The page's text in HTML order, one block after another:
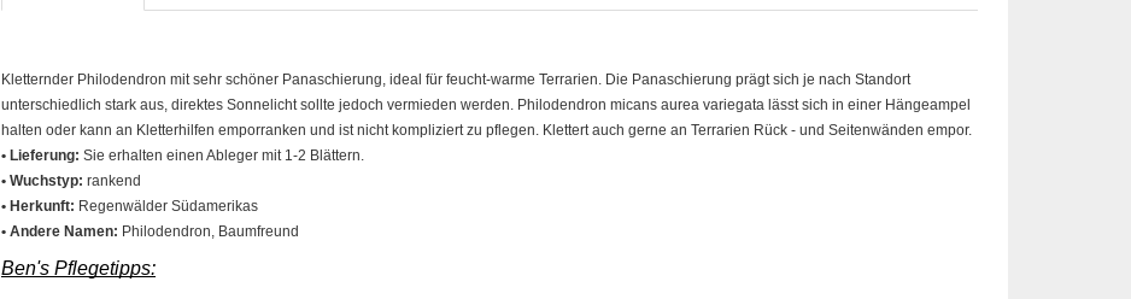
Kletternder Philodendron mit sehr schöner Panaschierung, ideal für feucht-warme Terrarien. Die Panaschierung prägt sich je nach Standort
unterschiedlich stark aus, direktes Sonnelicht sollte jedoch vermieden werden. Philodendron micans aurea variegata lässt sich in einer Hängeampel
halten oder kann an Kletterhilfen emporranken und ist nicht kompliziert zu pflegen. Klettert auch gerne an Terrarien Rück - und Seitenwänden empor.
• Lieferung: Sie erhalten einen Ableger mit 1-2 Blättern.
• Wuchstyp: rankend
• Herkunft: Regenwälder Südamerikas
• Andere Namen: Philodendron, Baumfreund
Ben's Pflegetipps: